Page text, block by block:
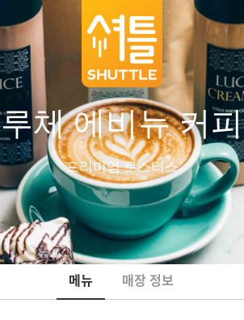
루체 에비뉴 커피
프리미엄 로스터스
메뉴 매장 정보